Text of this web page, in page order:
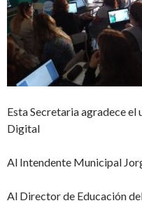
Esta Secretaria agradece el
Digital
Al Intendente Municipal
Al Director de Educación